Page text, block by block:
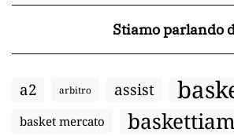
Stiamo parlando
a2 arbitro assist
basket mercato